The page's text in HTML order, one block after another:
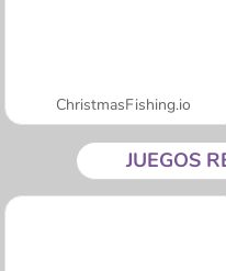
ChristmasFishing.io
JUEGOS